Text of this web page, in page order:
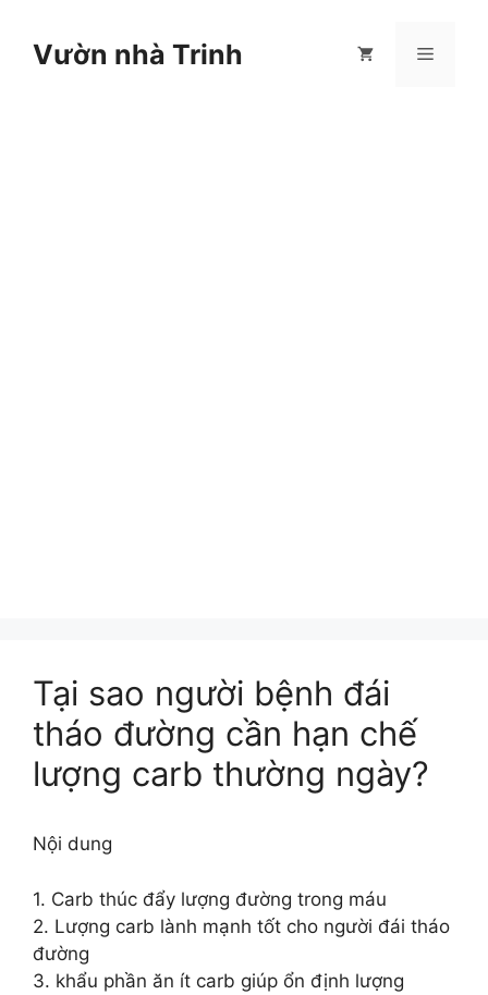
Vườn nhà Trinh Menu
Tại sao người bệnh đái
tháo đường cần hạn chế
lượng carb thường ngày?
Nội dung
1. Carb thúc đẩy lượng đường trong máu
2. Lượng carb lành mạnh tốt cho người đái tháo
đường
3. khẩu phần ăn ít carb giúp ổn định lượng